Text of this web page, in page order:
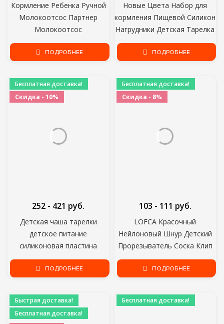
Кормление Ребенка Ручной
Молокоотсос Партнер
Молокоотсос
Автоматическая Коррекция
Грудное Молоко
Бесплатно
ПОДРОБНЕЕ
Новые Цвета Набор для
кормления Пищевой Силикон
Нагрудники Детская Тарелка
Non-silp Всасывающая Чаша
Детская Посуда
Нагрудник BPA Бесплатная
Ложка
ПОДРОБНЕЕ
Бесплатная доставка!
Скидка - 10%
Детская чаша тарелки
детское питание
силиконовая пластина
детские интегрированные
детские силикагель посуда
252 - 421 руб.
ПОДРОБНЕЕ
Бесплатная доставка!
Скидка - 8%
LOFCA Красочный
Нейлоновый Шнур Детский
Прорезыватель Соска Клип
Аксессуары DIY Для
прорезывания Зубов
Изделия Кулон
Изготовление
103 - 111 руб.
ПОДРОБНЕЕ
Быстрая доставка!
Бесплатная доставка!
Бесплатная доставка!